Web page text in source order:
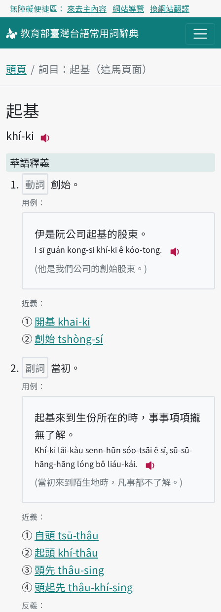
無障礙便捷區： 來去主內容 網站導覽 換網站翻譯
教育部臺灣台語常用詞辭典
頭頁 詞目：起基（這馬頁面）
主內容區
起基
khí-ki
華語釋義
動詞 創始。
第1項釋義的
用例：
伊是阮公司起基的股東。
I sī guán kong-si khí-ki ê kóo-tong.
(他是我們公司的創始股東。)
第1項釋義的
近義：
① 開基 khai-ki
② 創始 tshòng-sí
副詞 當初。
第2項釋義的
用例：
起基來到生份所在的時，事事項項攏
無了解。
Khí-ki lâi-kàu senn-hūn sóo-tsāi ê sî, sū-sū-
hāng-hāng lóng bô liáu-kái.
播放例句Khí-
(當初來到陌生地時，凡事都不了解。)
第2項釋義的
近義：
① 自頭 tsū-thâu
② 起頭 khí-thâu
③ 頭先 thâu-sing
④ 頭起先 thâu-khí-sing
第2項釋義的
反義：